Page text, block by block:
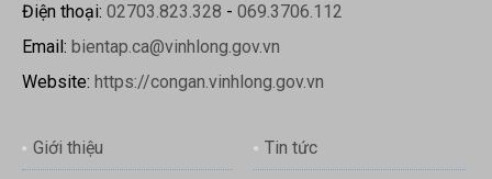
Điện thoại: 02703.823.328 - 069.3706.112
Email: bientap.ca@vinhlong.gov.vn
Website: https://congan.vinhlong.gov.vn
Giới thiệu Tin tức